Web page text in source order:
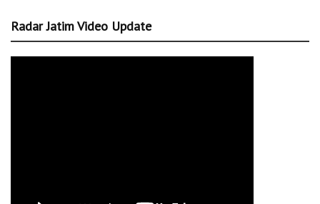
Radar Jatim Video Update